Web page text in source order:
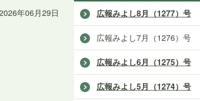
年06月29日 広報みよし8月（1277）号
広報みよし7月（1276）号
広報みよし6月（1275）号
広報みよし5月（1274）号